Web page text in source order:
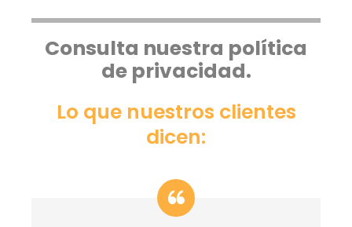
Consulta nuestra política
de privacidad.
Lo que nuestros clientes
dicen: